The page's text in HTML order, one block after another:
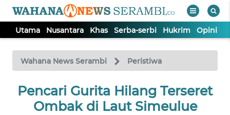
Utama Nusantara Khas Serba-serbi Hukrim Opini
Wahana News Serambi Peristiwa
Pencari Gurita Hilang Terseret
Ombak di Laut Simeulue
TV
Tutup
UTAMA